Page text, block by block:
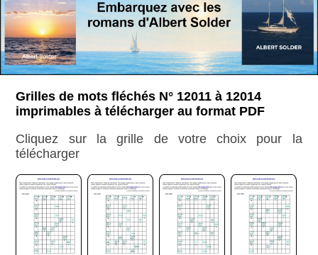
Grilles de mots fléchés N° 12011 à 12014
imprimables à télécharger au format PDF
Cliquez sur la grille de votre choix pour la
télécharger